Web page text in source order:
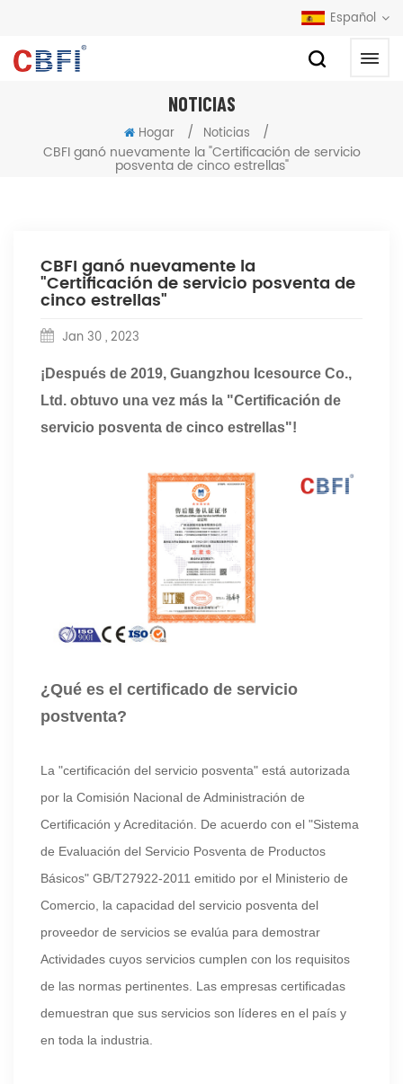
Español
NOTICIAS
Hogar / Noticias
/
CBFI ganó nuevamente la "Certificación de servicio
posventa de cinco estrellas"
CBFI ganó nuevamente la
"Certificación de servicio posventa de
cinco estrellas"
Jan 30 , 2023
¡Después de 2019, Guangzhou Icesource Co.,
Ltd. obtuvo una vez más la "Certificación de
servicio posventa de cinco estrellas"!
¿Qué es el certificado de servicio
postventa?
La "certificación del servicio posventa" está autorizada
por la Comisión Nacional de Administración de
Certificación y Acreditación. De acuerdo con el "Sistema
de Evaluación del Servicio Posventa de Productos
Básicos" GB/T27922-2011 emitido por el Ministerio de
Comercio, la capacidad del servicio posventa del
proveedor de servicios se evalúa para demostrar
Actividades cuyos servicios cumplen con los requisitos
de las normas pertinentes. Las empresas certificadas
demuestran que sus servicios son líderes en el país y
en toda la industria.